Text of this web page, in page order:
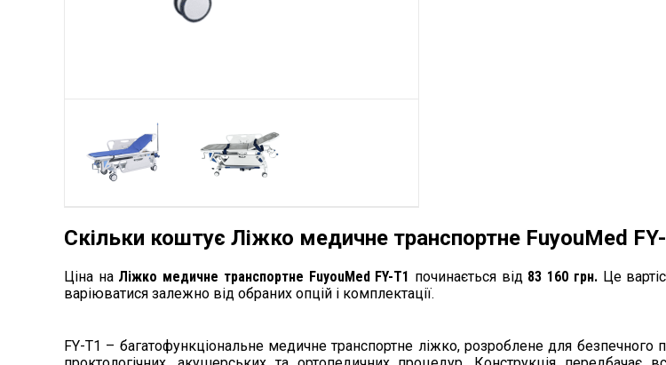
Скільки коштує Ліжко медичне транспортне FuyouMed
Ціна на Ліжко медичне транспортне FuyouMed FY-T1 починається від 83 160 грн.Це
варіюватися залежно від обраних опцій і комплектації.
FY-T1 – багатофункціональне медичне транспортне ліжко, розроблене для безпечного